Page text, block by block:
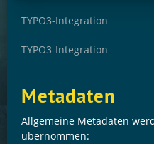
TYPO3-Integration
TYPO3-Integration
Metadaten
Allgemeine Metadaten
übernommen: